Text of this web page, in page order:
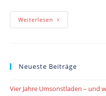
Weiterlesen Kreative
Ideen
Neueste Beiträge
Vier Jahre Umsonstladen – und